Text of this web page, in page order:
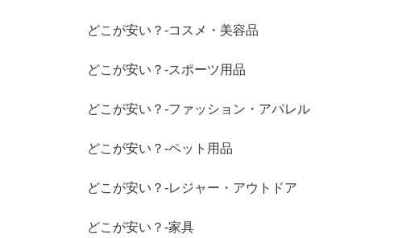
どこが安い？-コスメ・美容品
どこが安い？-スポーツ用品
どこが安い？-ファッション・アパレル
どこが安い？-ペット用品
どこが安い？-レジャー・アウトドア
どこが安い？-家具